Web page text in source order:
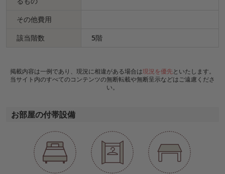
その他費用
該当階数
5階
掲載内容は一例であり、現況に相違がある場合は現況を優先といたします。
当サイト内のすべてのコンテンツの無断転載や無断呈示などはご遠慮くださ
い。
お部屋の付帯設備